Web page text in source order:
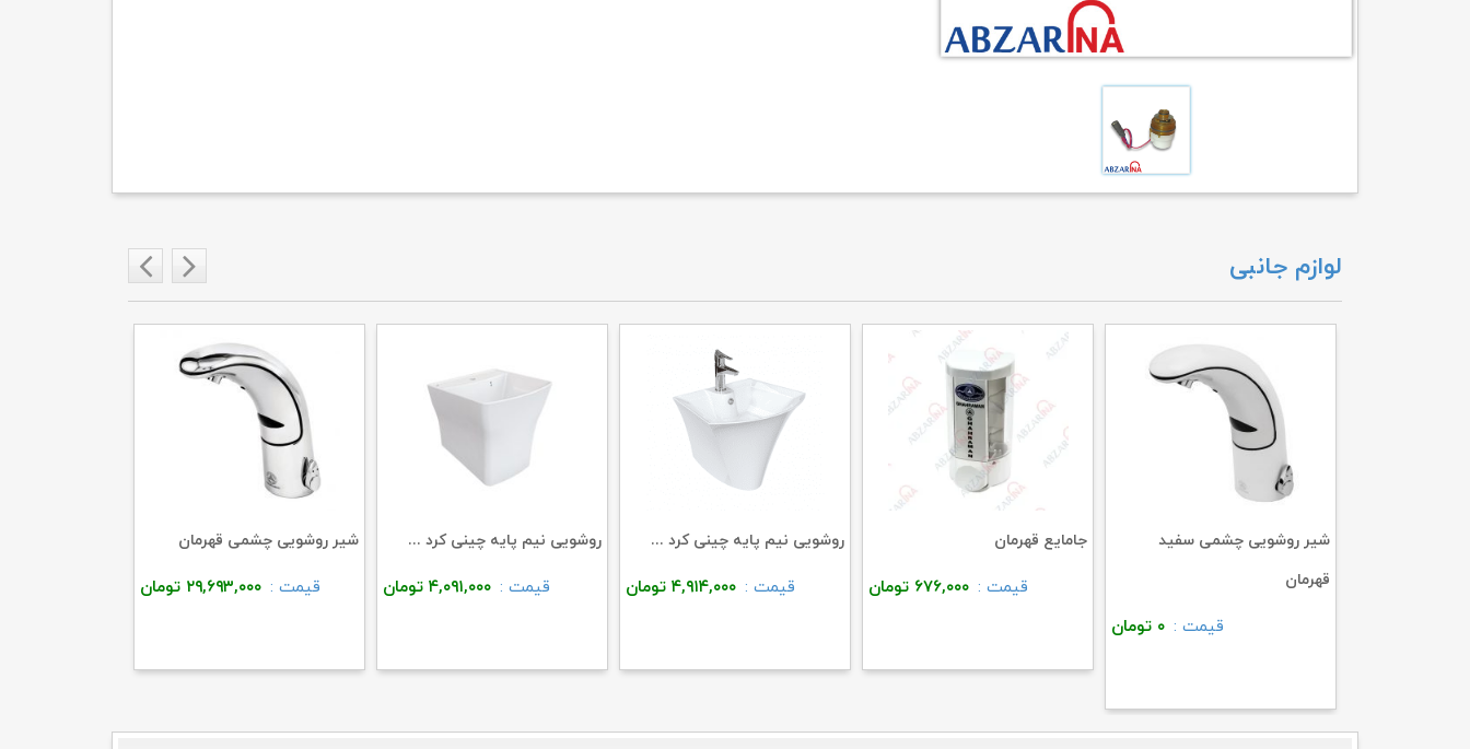
لوازم جانبی
شیر روشویی چشمی سفید
قهرمان
قیمت : ۰ تومان
جامایع قهرمان
قیمت : ۶۷۶,۰۰۰ تومان
روشویی نیم پایه چینی کرد ...
قیمت : ۴,۹۱۴,۰۰۰ تومان
روشویی نیم پایه چینی کرد ...
قیمت : ۴,۰۹۱,۰۰۰ تومان
شیر روشویی چشمی قهرمان
قیمت : ۲۹,۶۹۳,۰۰۰ تومان